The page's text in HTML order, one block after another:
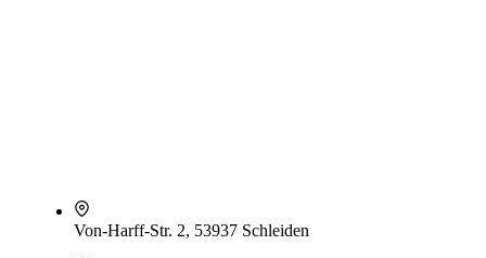
Von-Harff-Str. 2, 53937 Schleiden